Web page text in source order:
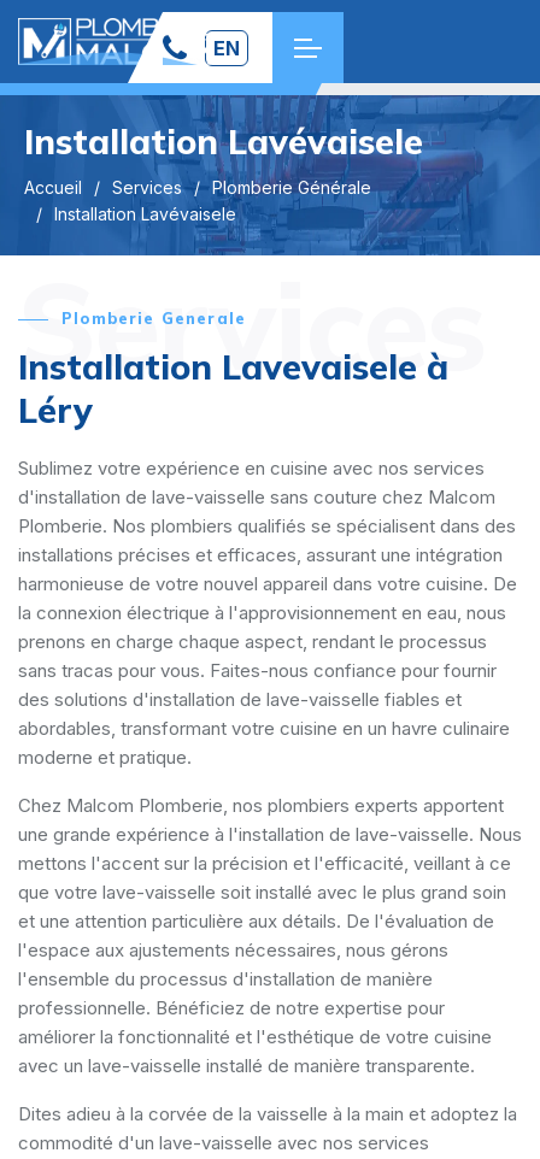
EN
Installation Lavévaisele
Accueil Services
Plomberie Générale
Installation Lavévaisele
Services
Plomberie Generale
Installation Lavevaisele à
Léry
Sublimez votre expérience en cuisine avec nos services
d'installation de lave-vaisselle sans couture chez Malcom
Plomberie. Nos plombiers qualifiés se spécialisent dans des
installations précises et efficaces, assurant une intégration
harmonieuse de votre nouvel appareil dans votre cuisine. De
la connexion électrique à l'approvisionnement en eau, nous
prenons en charge chaque aspect, rendant le processus
sans tracas pour vous. Faites-nous confiance pour fournir
des solutions d'installation de lave-vaisselle fiables et
abordables, transformant votre cuisine en un havre culinaire
moderne et pratique.
Chez Malcom Plomberie, nos plombiers experts apportent
une grande expérience à l'installation de lave-vaisselle. Nous
mettons l'accent sur la précision et l'efficacité, veillant à ce
que votre lave-vaisselle soit installé avec le plus grand soin
et une attention particulière aux détails. De l'évaluation de
l'espace aux ajustements nécessaires, nous gérons
l'ensemble du processus d'installation de manière
professionnelle. Bénéficiez de notre expertise pour
améliorer la fonctionnalité et l'esthétique de votre cuisine
avec un lave-vaisselle installé de manière transparente.
Dites adieu à la corvée de la vaisselle à la main et adoptez la
commodité d'un lave-vaisselle avec nos services